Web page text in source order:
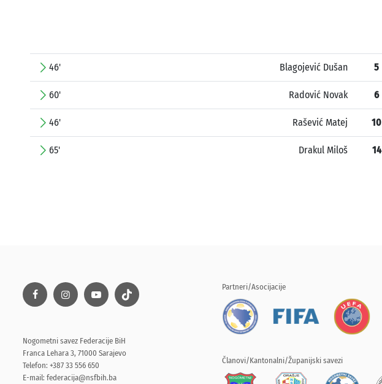
46' Blagojević Dušan 5
60' Radović Novak 6
46' Rašević Matej 10
65' Drakul Miloš 14
Nogometni savez Federacije BiH
Franca Lehara 3, 71000 Sarajevo
Telefon: +387 33 556 650
E-mail: federacija@nsfbih.ba
Partneri/Asocijacije
Članovi/Kantonalni/Županijski savezi